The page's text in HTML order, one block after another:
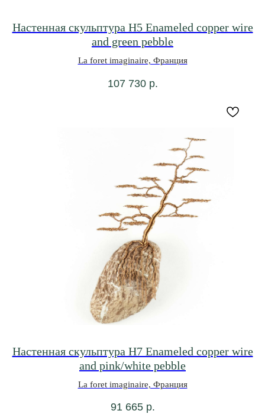
Настенная скульптура H5 Enameled copper wire
and green pebble
La foret imaginaire, Франция
107 730 р.
Настенная скульптура H7 Enameled copper wire
and pink/white pebble
La foret imaginaire, Франция
91 665 р.
Будьте в курсе всех новинок
и спец. предложений